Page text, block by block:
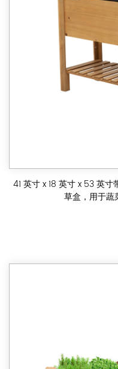
41 英寸 x 18 英寸 x 53 英
草盒，用于